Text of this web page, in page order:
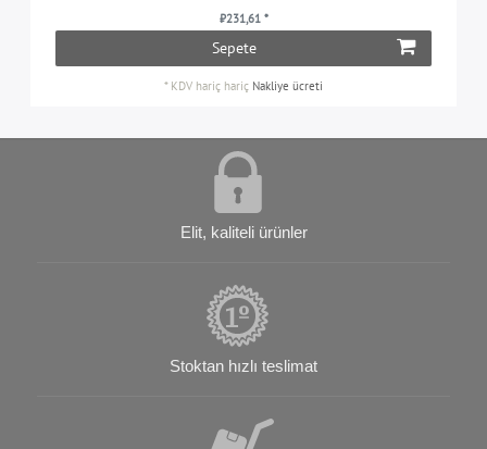
₺231,61 *
Sepete
* KDV hariç hariç Nakliye ücreti
Elit, kaliteli ürünler
Stoktan hızlı teslimat